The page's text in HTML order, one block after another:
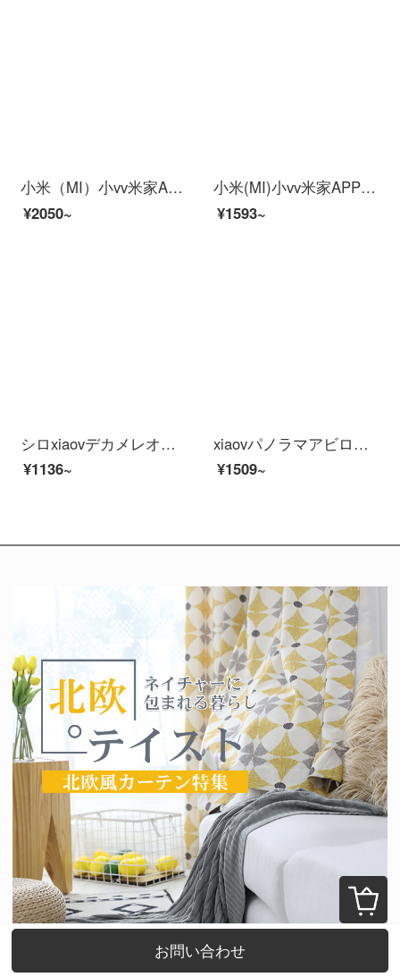
小米（MI）小vv米家APPパノラマアビデオ防水防塵パノラマ赤外線夜視アイド人形探偵アパバー停電防止カメラ[米家APP]xiaov Adoka Mede
¥2050~
小米(MI)小vv米家APPパノラマアビデオ防水防塵パノラマ赤外線夜視AI人型探測アウトラーヌ停電防止カメラ[米家APP]xiaov Adoka Mede
¥1593~
シロxiaovデカメレオン監視HD無料配線360°パノラマ防犯人カメラはすでに米家ap xiaovビディオカメラA 1+礼包に接続されています。
¥1136~
xiaovパノラマアビロデオはすでに米家アプリ防水防塵パノラマ視角赤外線夜視AI人型探測xiaovアビロド防犯カメラPro+32 Gメモカドにアクセスしました。
¥1509~
お問い合わせ